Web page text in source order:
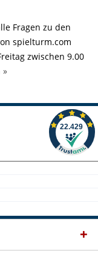
Fragen zu den
spielturm.com
zwischen 9.00
»